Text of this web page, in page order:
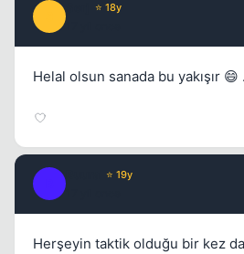
⭐ 18y
Helal olsun sanada bu yakışır 😄
⭐ 19y
Herşeyin taktik olduğu bir kez